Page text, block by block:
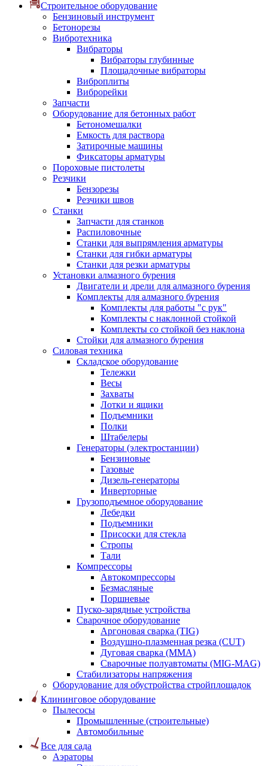
Строительное оборудование
Бензиновый инструмент
Бетонорезы
Вибротехника
Вибраторы
Вибраторы глубинные
Площадочные вибраторы
Виброплиты
Виброрейки
Запчасти
Оборудование для бетонных работ
Бетономешалки
Емкость для раствора
Затирочные машины
Фиксаторы арматуры
Пороховые пистолеты
Резчики
Бензорезы
Резчики швов
Станки
Запчасти для станков
Распиловочные
Станки для выпрямления арматуры
Станки для гибки арматуры
Станки для резки арматуры
Установки алмазного бурения
Двигатели и дрели для алмазного бурения
Комплекты для алмазного бурения
Комплекты для работы "с рук"
Комплекты с наклонной стойкой
Комплекты со стойкой без наклона
Стойки для алмазного бурения
Силовая техника
Складское оборудование
Тележки
Весы
Захваты
Лотки и ящики
Подъемники
Полки
Штабелеры
Генераторы (электростанции)
Бензиновые
Газовые
Дизель-генераторы
Инверторные
Грузоподъемное оборудование
Лебедки
Подъемники
Присоски для стекла
Стропы
Тали
Компрессоры
Автокомпрессоры
Безмасляные
Поршневые
Пуско-зарядные устройства
Сварочное оборудование
Аргоновая сварка (TIG)
Воздушно-плазменная резка (CUT)
Дуговая сварка (ММА)
Сварочные полуавтоматы (MIG-MAG)
Стабилизаторы напряжения
Оборудование для обустройства стройплощадок
Клининговое оборудование
Пылесосы
Промышленные (строительные)
Автомобильные
Все для сада
Аэраторы